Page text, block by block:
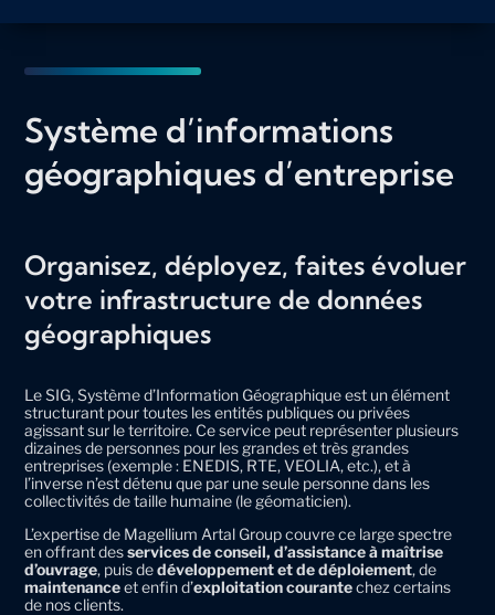
Système d’informations
géographiques d’entreprise
Organisez, déployez, faites évoluer
votre infrastructure de données
géographiques
Le SIG, Système d’Information Géographique est un élément
structurant pour toutes les entités publiques ou privées
agissant sur le territoire. Ce service peut représenter plusieurs
dizaines de personnes pour les grandes et très grandes
entreprises (exemple : ENEDIS, RTE, VEOLIA, etc.), et à
l’inverse n’est détenu que par une seule personne dans les
collectivités de taille humaine (le géomaticien).
L’expertise de Magellium Artal Group couvre ce large spectre
en offrant desservices de conseil, d’assistance à maîtrise
d’ouvrage, puis dedéveloppement et de déploiement, de
maintenanceet enfin d’exploitation courantechez certains
de nos clients.